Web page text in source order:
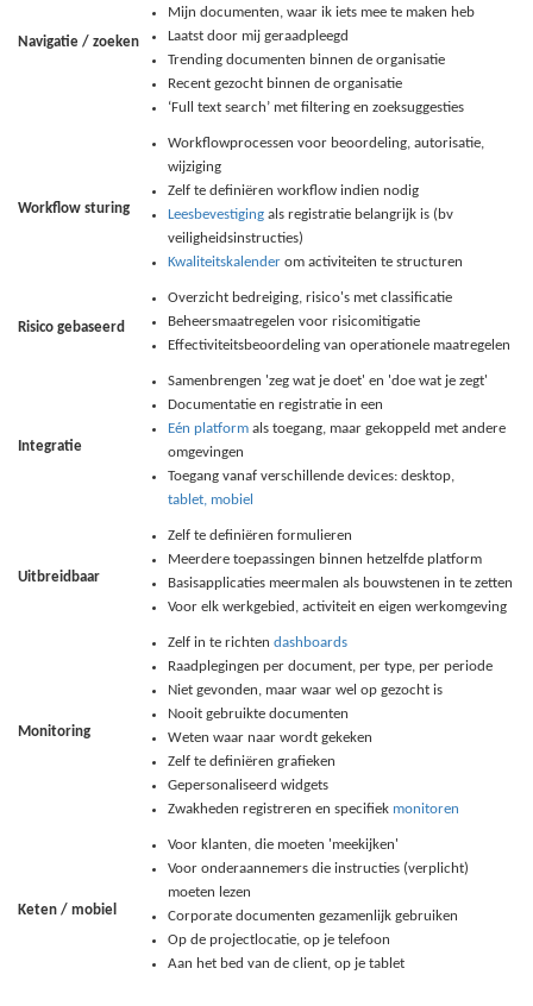
Navigatie / zoeken
Mijn documenten, waar ik iets mee te maken heb
Laatst door mij geraadpleegd
Trending documenten binnen de organisatie
Recent gezocht binnen de organisatie
‘Full text search’ met filtering en zoeksuggesties
Workflow sturing
Workflowprocessen voor beoordeling, autorisatie,
wijziging
Zelf te definiëren workflow indien nodig
Leesbevestiging als registratie belangrijk is (bv
veiligheidsinstructies)
Kwaliteitskalender om activiteiten te structuren
Risico gebaseerd
Overzicht bedreiging, risico's met classificatie
Beheersmaatregelen voor risicomitigatie
Effectiviteitsbeoordeling van operationele maatregelen
Integratie
Samenbrengen 'zeg wat je doet' en 'doe wat je zegt'
Documentatie en registratie in een
Eén platform als toegang, maar gekoppeld met andere
omgevingen
Toegang vanaf verschillende devices: desktop,
tablet, mobiel
Uitbreidbaar
Zelf te definiëren formulieren
Meerdere toepassingen binnen hetzelfde platform
Basisapplicaties meermalen als bouwstenen in te zetten
Voor elk werkgebied, activiteit en eigen werkomgeving
Monitoring
Zelf in te richten dashboards
Raadplegingen per document, per type, per periode
Niet gevonden, maar waar wel op gezocht is
Nooit gebruikte documenten
Weten waar naar wordt gekeken
Zelf te definiëren grafieken
Gepersonaliseerd widgets
Zwakheden registreren en specifiek monitoren
Keten / mobiel
Voor klanten, die moeten 'meekijken'
Voor onderaannemers die instructies (verplicht)
moeten lezen
Corporate documenten gezamenlijk gebruiken
Op de projectlocatie, op je telefoon
Aan het bed van de client, op je tablet